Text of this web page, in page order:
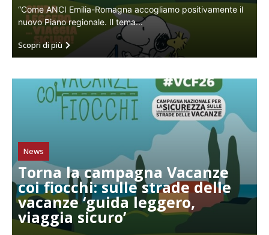
“Come ANCI Emilia-Romagna accogliamo positivamente il
nuovo Piano regionale. Il tema...
Scopri di più
News
Torna la campagna Vacanze
coi fiocchi: sulle strade delle
vacanze ‘guida leggero,
viaggia sicuro’